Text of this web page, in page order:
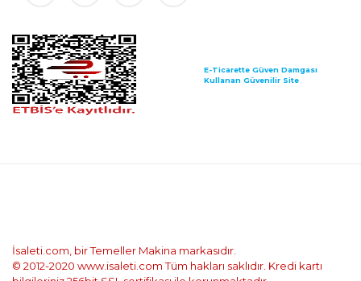
E-Ticarette Güven Damgası
Kullanan Güvenilir Site
İsaleti.com, bir Temeller Makina markasıdır.
© 2012-2020 www.isaleti.com Tüm hakları saklıdır. Kredi kartı